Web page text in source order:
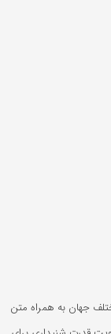
جهان به همراه متن